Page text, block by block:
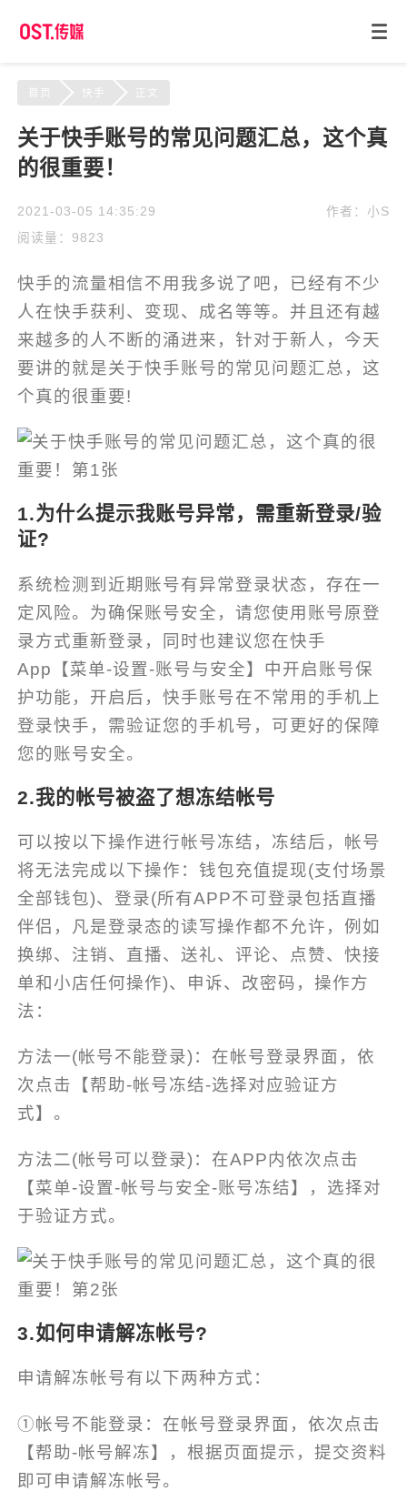
首页 快手 正文
关于快手账号的常见问题汇总，这个真
的很重要！
2021-03-05 14:35:29
阅读量：9823
作者：小S
快手的流量相信不用我多说了吧，已经有不少
人在快手获利、变现、成名等等。并且还有越
来越多的人不断的涌进来，针对于新人，今天
要讲的就是关于快手账号的常见问题汇总，这
个真的很重要!
1.为什么提示我账号异常，需重新登录/验
证?
系统检测到近期账号有异常登录状态，存在一
定风险。为确保账号安全，请您使用账号原登
录方式重新登录，同时也建议您在快手
App【菜单-设置-账号与安全】中开启账号保
护功能，开启后，快手账号在不常用的手机上
登录快手，需验证您的手机号，可更好的保障
您的账号安全。
2.我的帐号被盗了想冻结帐号
可以按以下操作进行帐号冻结，冻结后，帐号
将无法完成以下操作：钱包充值提现(支付场景
全部钱包)、登录(所有APP不可登录包括直播
伴侣，凡是登录态的读写操作都不允许，例如
换绑、注销、直播、送礼、评论、点赞、快接
单和小店任何操作)、申诉、改密码，操作方
法：
方法一(帐号不能登录)：在帐号登录界面，依
次点击【帮助-帐号冻结-选择对应验证方
式】。
方法二(帐号可以登录)：在APP内依次点击
【菜单-设置-帐号与安全-账号冻结】，选择对
于验证方式。
3.如何申请解冻帐号?
申请解冻帐号有以下两种方式：
①帐号不能登录：在帐号登录界面，依次点击
【帮助-帐号解冻】，根据页面提示，提交资料
即可申请解冻帐号。